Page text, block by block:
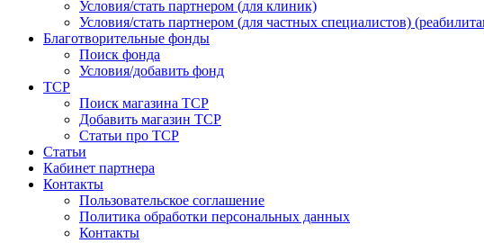
Условия/стать партнером (для клиник)
Условия/стать партнером (для частных специалистов)
Благотворительные фонды
Поиск фонда
Условия/добавить фонд
ТСР
Поиск магазина ТСР
Добавить магазин ТСР
Статьи про ТСР
Статьи
Кабинет партнера
Контакты
Пользовательское соглашение
Политика обработки персональных данных
Контакты